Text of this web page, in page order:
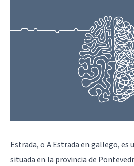
Estrada, o A Estrada en gallego, es
situada en la provincia de